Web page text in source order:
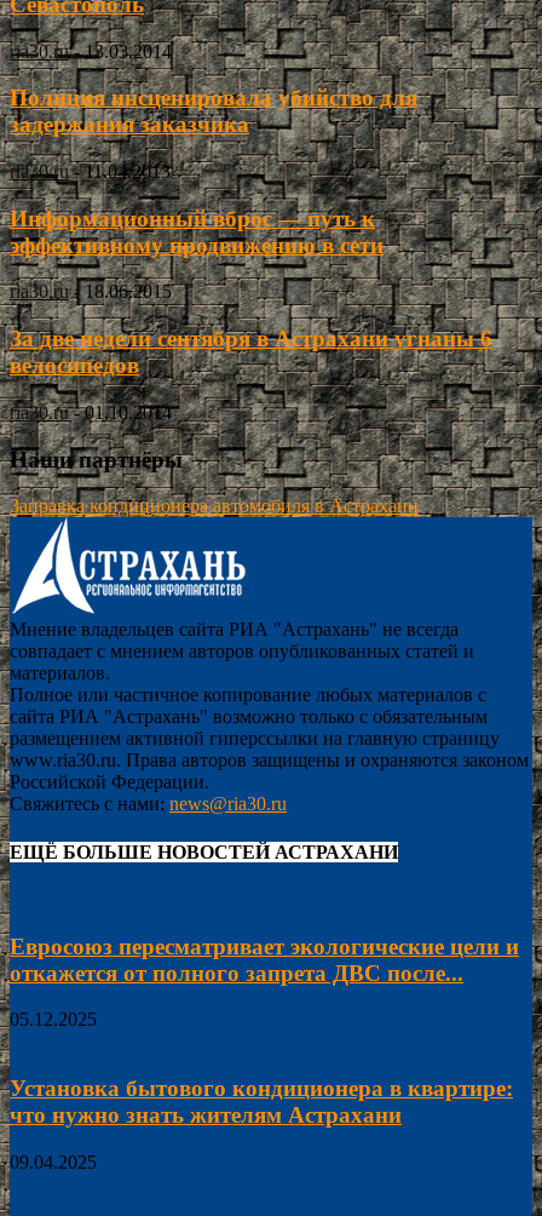
ria30.ru - 13.03.2014
Полиция инсценировала убийство для
задержания заказчика
ria30.ru - 11.04.2013
Информационный вброс — путь к
эффективному продвижению в сети
ria30.ru - 18.06.2015
За две недели сентября в Астрахани угнаны 6
велосипедов
ria30.ru - 01.10.2014
Наши партнёры
Заправка кондиционера автомобиля в Астрахани
Мнение владельцев сайта РИА "Астрахань" не всегда
совпадает с мнением авторов опубликованных статей и
материалов.
Полное или частичное копирование любых материалов с
сайта РИА "Астрахань" возможно только с обязательным
размещением активной гиперссылки на главную страницу
www.ria30.ru. Права авторов защищены и охраняются законом
Российской Федерации.
Свяжитесь с нами: news@ria30.ru
ЕЩЁ БОЛЬШЕ НОВОСТЕЙ АСТРАХАНИ
Евросоюз пересматривает экологические цели и
откажется от полного запрета ДВС после...
05.12.2025
Установка бытового кондиционера в квартире:
что нужно знать жителям Астрахани
09.04.2025